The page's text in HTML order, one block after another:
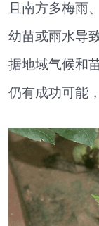
且南方多梅雨
幼苗或雨水导
据地域气候和
仍有成功可能